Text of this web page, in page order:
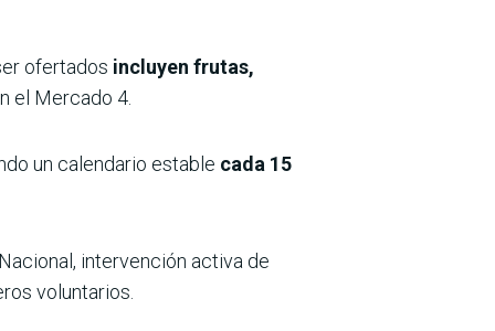
ofertados incluyen frutas,
el Mercado 4.
un calendario estable cada 15
intervención activa de
voluntarios.